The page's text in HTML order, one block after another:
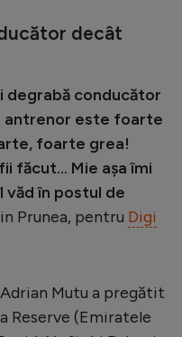
decât
degrabă conducător
antrenor este foarte
foarte grea!
făcut... Mie așa îmi
văd în postul de
Prunea, pentru Digi
Mutu a pregătit
Reserve (Emiratele